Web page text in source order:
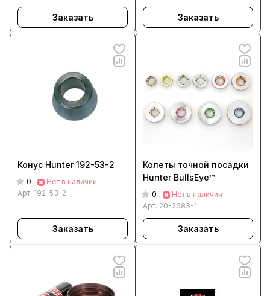
Заказать Заказать
Конус Hunter 192-53-2
0
Нет в наличии
Арт. 192-53-2
Заказать
Колеты точной посадки
Hunter BullsEye™
0
Нет в наличии
Арт. 20-2683-1
Заказать